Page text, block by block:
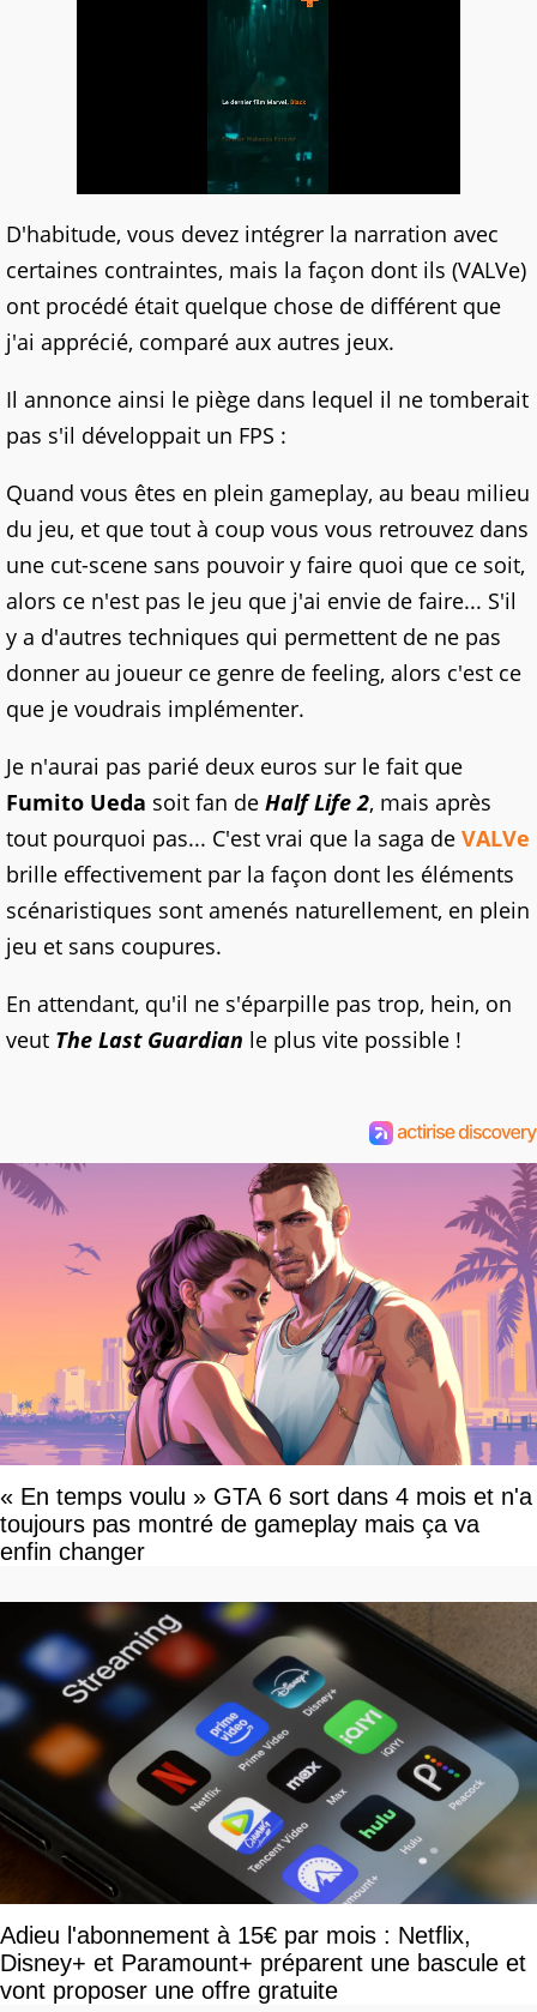
D'habitude, vous devez intégrer la narration avec
certaines contraintes, mais la façon dont ils (VALVe)
ont procédé était quelque chose de différent que
j'ai apprécié, comparé aux autres jeux.
Il annonce ainsi le piège dans lequel il ne tomberait
pas s'il développait un FPS :
Quand vous êtes en plein gameplay, au beau milieu
du jeu, et que tout à coup vous vous retrouvez dans
une cut-scene sans pouvoir y faire quoi que ce soit,
alors ce n'est pas le jeu que j'ai envie de faire... S'il
y a d'autres techniques qui permettent de ne pas
donner au joueur ce genre de feeling, alors c'est ce
que je voudrais implémenter.
Je n'aurai pas parié deux euros sur le fait que
Fumito Ueda soit fan de Half Life 2, mais après
tout pourquoi pas... C'est vrai que la saga de VALVe
brille effectivement par la façon dont les éléments
scénaristiques sont amenés naturellement, en plein
jeu et sans coupures.
En attendant, qu'il ne s'éparpille pas trop, hein, on
veut The Last Guardian le plus vite possible !
« En temps voulu » GTA 6 sort dans 4 mois et n'a
toujours pas montré de gameplay mais ça va
enfin changer
Adieu l'abonnement à 15€ par mois : Netflix,
Disney+ et Paramount+ préparent une bascule et
vont proposer une offre gratuite